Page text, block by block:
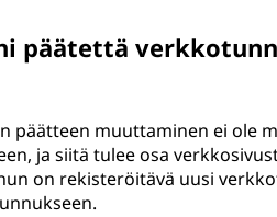
päätettä
päätteen muuttaminen ei ole
ja siitä tulee osa
on rekisteröitävä uusi